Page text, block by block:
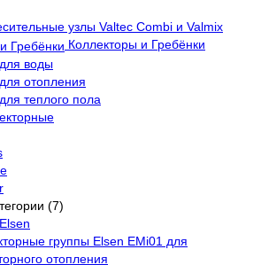
узлы Valtec Combi и Valmix
Коллекторы и Гребёнки
воды
отопления
теплого пола
(7)
группы Elsen EMi01 для
отопления